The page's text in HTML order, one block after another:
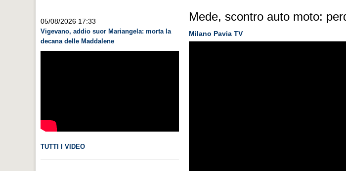
05/08/2026 17:33
Vigevano, addio suor Mariangela: morta la
decana delle Maddalene
TUTTI I VIDEO
Mede, scontro auto moto:
Milano Pavia TV